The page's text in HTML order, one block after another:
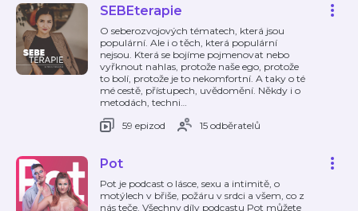
SEBEterapie
O seberozvojových tématech, která jsou
populární. Ale i o těch, která populární
nejsou. Která se bojíme pojmenovat nebo
vyřknout nahlas, protože naše ego, protože
to bolí, protože je to nekomfortní. A taky o té
mé cestě, přístupech, uvědomění. Někdy i o
metodách, techni…
59 epizod
15 odběratelů
Pot
Pot je podcast o lásce, sexu a intimitě, o
motýlech v břiše, požáru v srdci a všem, co z
nás teče. Všechny díly podcastu Pot můžete